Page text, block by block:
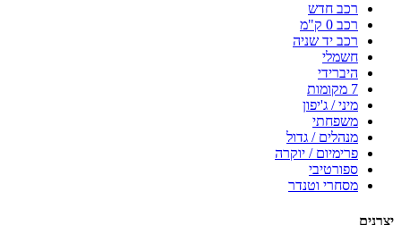
רכב חדש
רכב 0 ק"מ
רכב יד שניה
חשמלי
היברידי
7 מקומות
מיני / ג'יפון
משפחתי
מנהלים / גדול
פרימיום / יוקרה
ספורטיבי
מסחרי וטנדר
יצרנים